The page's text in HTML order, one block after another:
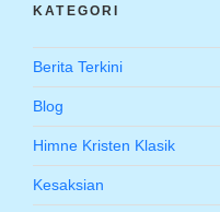
KATEGORI
Berita Terkini
Blog
Himne Kristen Klasik
Kesaksian